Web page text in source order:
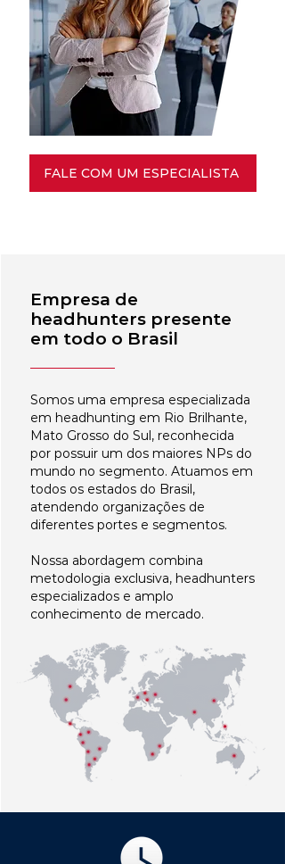
FALE COM UM ESPECIALISTA
Empresa de
headhunters presente
em todo o Brasil
Somos uma empresa especializada
em headhunting em Rio Brilhante,
Mato Grosso do Sul, reconhecida
por possuir um dos maiores NPs do
mundo no segmento. Atuamos em
todos os estados do Brasil,
atendendo organizações de
diferentes portes e segmentos.
Nossa abordagem combina
metodologia exclusiva, headhunters
especializados e amplo
conhecimento de mercado.